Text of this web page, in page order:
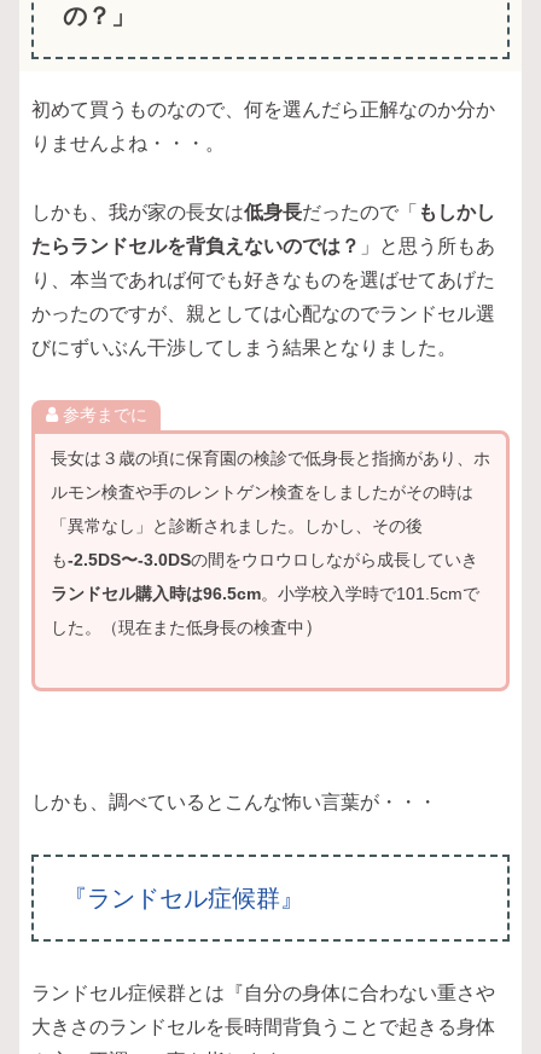
の？」
初めて買うものなので、何を選んだら正解なのか分か
りませんよね・・・。
しかも、我が家の長女は低身長だったので「 もしかし
たらランドセルを背負えないのでは？ 」と思う所もあ
り、本当であれば何でも好きなものを選ばせてあげた
かったのですが、親としては心配なのでランドセル選
びにずいぶん干渉してしまう結果となりました。
参考までに
長女は３歳の頃に保育園の検診で低身長と指摘があり、ホ
ルモン検査や手のレントゲン検査をしましたがその時は
「異常なし」と診断されました。しかし、その後
も-2.5DS〜-3.0DSの間をウロウロしながら成長していき
ランドセル購入時は96.5cm。小学校入学時で101.5cmで
した。（現在また低身長の検査中 ）
しかも、調べているとこんな怖い言葉が・・・
『ランドセル症候群』
ランドセル症候群とは『自分の身体に合わない重さや
大きさのランドセルを長時間背負うことで起きる身体